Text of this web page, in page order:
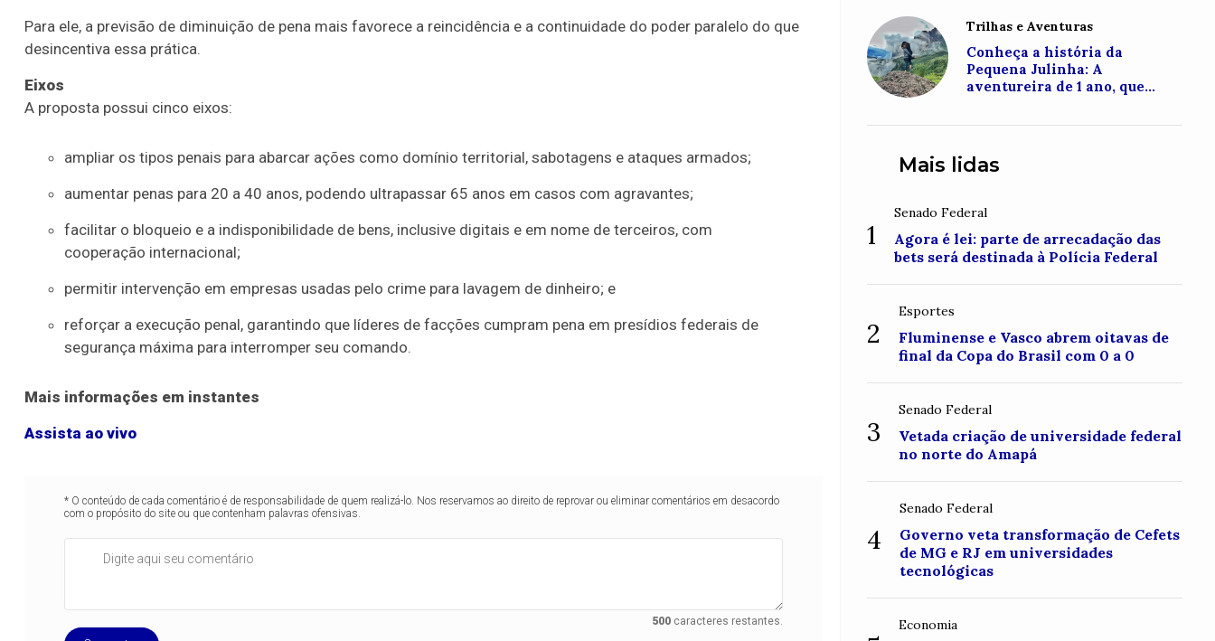
Para ele, a previsão de diminuição de pena mais favorece a reincidência e a continuidade do poder paralelo do que
desincentiva essa prática.
Eixos
A proposta possui cinco eixos:
ampliar os tipos penais para abarcar ações como domínio territorial, sabotagens e ataques armados;
aumentar penas para 20 a 40 anos, podendo ultrapassar 65 anos em casos com agravantes;
facilitar o bloqueio e a indisponibilidade de bens, inclusive digitais e em nome de terceiros, com
cooperação internacional;
permitir intervenção em empresas usadas pelo crime para lavagem de dinheiro; e
reforçar a execução penal, garantindo que líderes de facções cumpram pena em presídios federais de
segurança máxima para interromper seu comando.
Mais informações em instantes
Assista ao vivo
* O conteúdo de cada comentário é de responsabilidade de quem realizá-lo. Nos reservamos ao direito de reprovar ou eliminar comentários em desacordo
com o propósito do site ou que contenham palavras ofensivas.
500caracteres restantes.
Trilhas e Aventuras
Conheça a história da
Pequena Julinha: A
aventureira de 1 ano, que
Roraima
Mais lidas
1
Senado Federal
Agora é lei: parte de arrecadação das
bets será destinada à Polícia Federal
2
Esportes
Fluminense e Vasco abrem oitavas de
final da Copa do Brasil com 0 a 0
3
Senado Federal
Vetada criação de universidade federal
no norte do Amapá
4
Senado Federal
Governo veta transformação de Cefets
de MG e RJ em universidades
tecnológicas
Economia